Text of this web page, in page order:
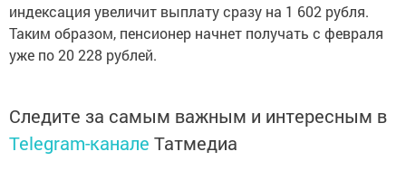
индексация увеличит выплату сразу на 1 602 рубля.
Таким образом, пенсионер начнет получать с февраля
уже по 20 228 рублей.
Следите за самым важным и интересным в
Telegram-канале Татмедиа